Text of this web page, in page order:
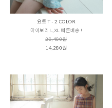
요트 T - 2 COLOR
아이보리 L,XL 빠른배송 !
20,400원
14,280원